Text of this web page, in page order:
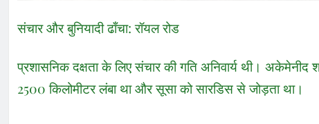
संचार और बुनियादी ढाँचा: रॉयल रोड
प्रशासनिक दक्षता के लिए संचार की गति अनिवार्य थी। अकेमेनीद
2500 किलोमीटर लंबा था और सूसा को सारडिस से जोड़ता था।